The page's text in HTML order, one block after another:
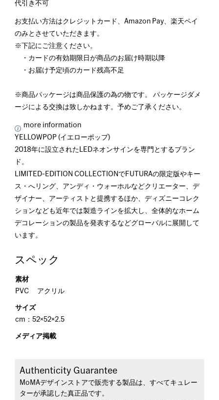
代引き不可
お支払い方法はクレジットカード、Amazon Pay、楽天ペイ
のみとさせていただきます。
※下記にご注意ください。
・カードの有効期限日が商品のお届け時期以降
・お届け予定頃のカード残高不足
※商品パッケージは商品保護の為の物です。 パッケージダメ
ージによる交換は致しかねます。予めご了承ください。
more information
YELLOWPOP (イエローポップ)
2018年に設立されたLEDネオンサインを専門とするブラン
ド。
LIMITED-EDITION COLLECTIONでFUTURAの限定版やキー
ス・へリング、アンディ・ウォーホルなどクリエーター、デ
ザイナー、アーティストと提携するほか、ディズニーコレク
ションなども近年では製造ラインを拡大し、全体的なホーム
デコレーションの製品を発表するなどグローバルに展開して
います。
スペック
素材
PVC アクリル
サイズ
cm：52×52×2.5
メディア掲載
Authenticity Guarantee
MoMAデザインストアで販売する製品は、すべてキュレー
ターが承認した真正品です。